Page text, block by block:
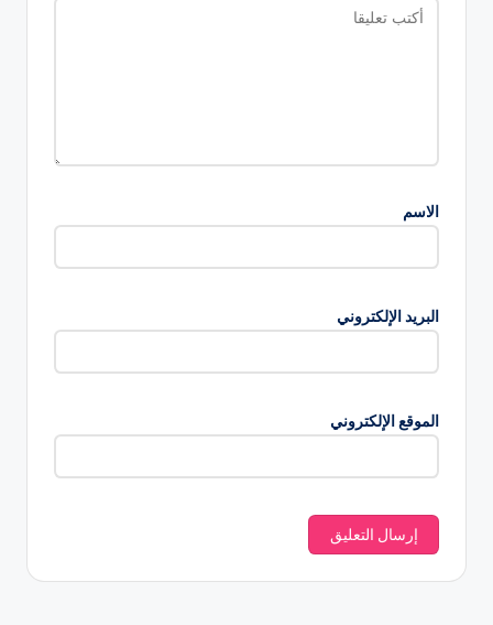
الاسم
البريد الإلكتروني
الموقع الإلكتروني